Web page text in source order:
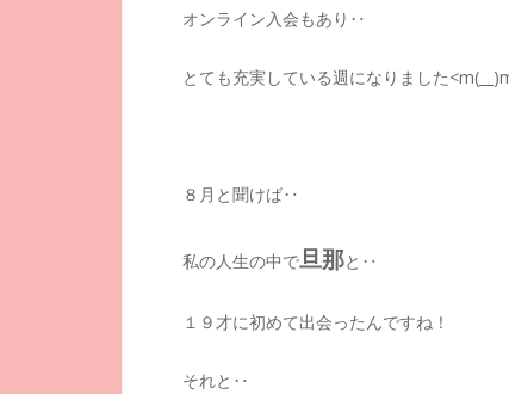
オンライン入会もあり‥
とても充実している週になりました
８月と聞けば‥
私の人生の中で旦那と‥
１９才に初めて出会ったんですね！
それと‥